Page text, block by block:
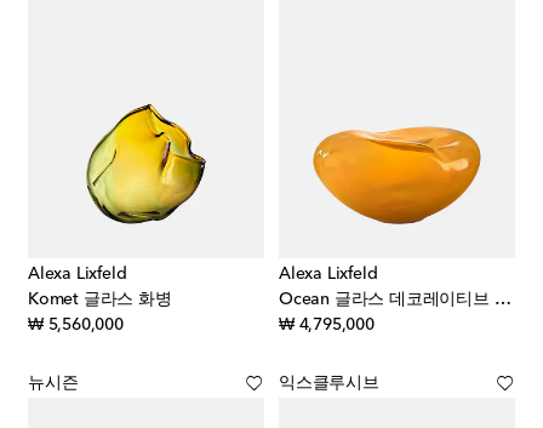
Alexa Lixfeld
Komet 글라스 화병
₩ 5,560,000original price
Alexa Lixfeld
Ocean 글라스 데코레이티브 오브제
₩ 4,795,000original price
뉴시즌 익스클루시브